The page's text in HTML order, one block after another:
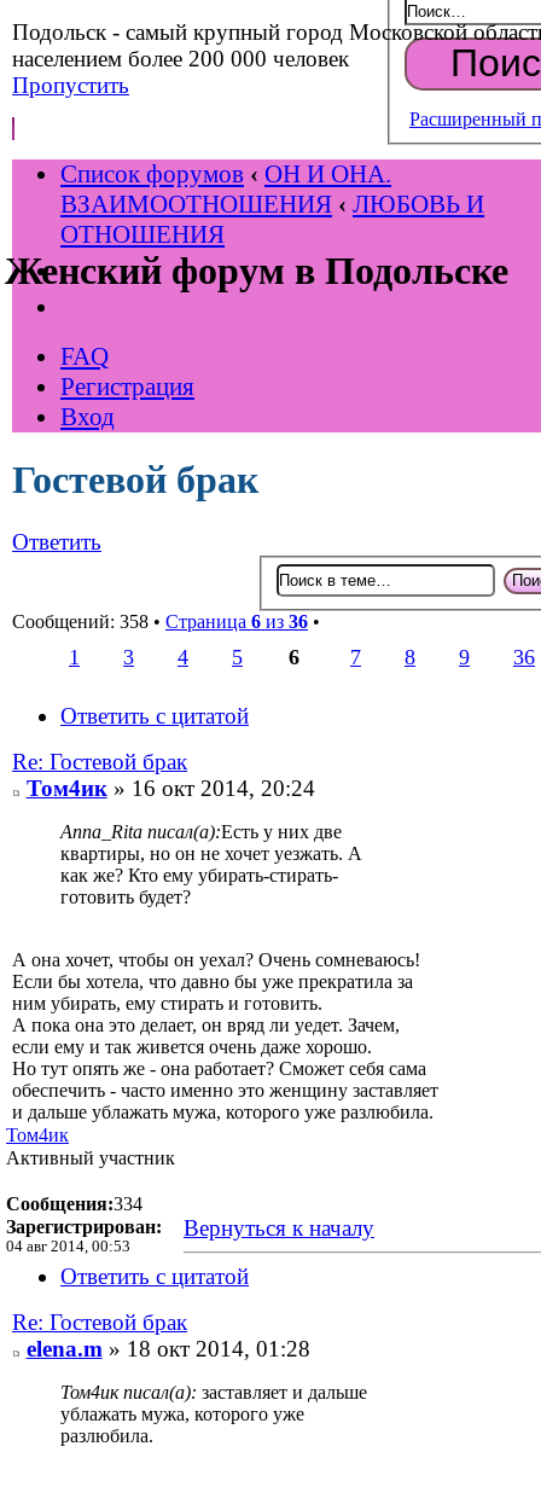
Подольск - самый крупный город Московской
населением более 200 000 человек
Пропустить
Женский форум в Подольске
Расширенный
Список форумов ‹ ОН И ОНА.
ВЗАИМООТНОШЕНИЯ ‹ ЛЮБОВЬ И
ОТНОШЕНИЯ
FAQ
Регистрация
Вход
Гостевой брак
Ответить
Сообщений: 358 • Страница 6 из 36 •
1 3 4 5 6 7 8 9 36
Ответить с цитатой
Re: Гостевой брак
Том4ик» 16 окт 2014, 20:24
Anna_Rita писал(а):Есть у них две
квартиры, но он не хочет уезжать. А
как же? Кто ему убирать-стирать-
готовить будет?
А она хочет, чтобы он уехал? Очень сомневаюсь!
Если бы хотела, что давно бы уже прекратила за
ним убирать, ему стирать и готовить.
А пока она это делает, он вряд ли уедет. Зачем,
если ему и так живется очень даже хорошо.
Но тут опять же - она работает? Сможет себя сама
обеспечить - часто именно это женщину заставляет
и дальше ублажать мужа, которого уже разлюбила.
Том4ик
Активный участник
Сообщения:334
Зарегистрирован:
04 авг 2014, 00:53
Вернуться к началу
Ответить с цитатой
Re: Гостевой брак
elena.m» 18 окт 2014, 01:28
Том4ик писал(а): заставляет и дальше
ублажать мужа, которого уже
разлюбила.